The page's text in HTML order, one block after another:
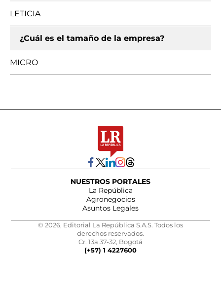
LETICIA
¿Cuál es el tamaño de la empresa?
MICRO
NUESTROS PORTALES
La República
Agronegocios
Asuntos Legales
© 2026, Editorial La República S.A.S. Todos los
derechos reservados.
Cr. 13a 37-32, Bogotá
(+57) 1 4227600